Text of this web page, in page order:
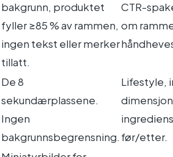
bakgrunn, produktet
fyller ≥85 % av rammen,
ingen tekst eller merker
tillatt.
CTR-
om
De 8
sekundærplassene.
Ingen
bakgrunnsbegrensning.
Lifestyle,
før/etter.